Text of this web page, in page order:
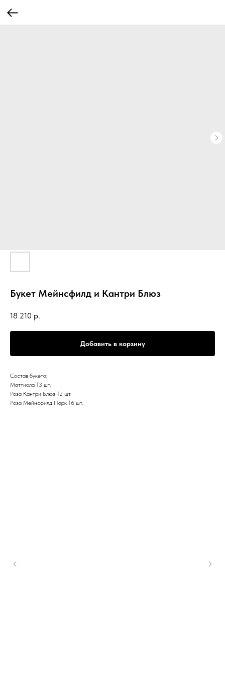
Букет Мейнсфилд и Кантри Блюз
18 210 р.
Добавить в корзину
Состав букета:
Маттиола 13 шт.
Роза Кантри Блюз 12 шт.
Роза Мейнсфилд Парк 16 шт.